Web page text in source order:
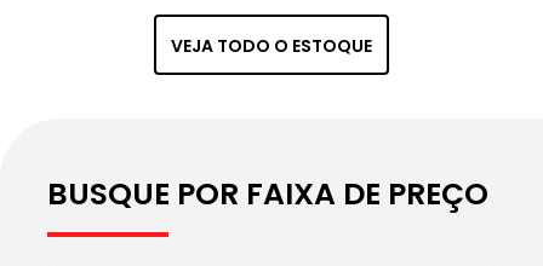
VEÍC
VEJA TODO O ESTOQUE
BUSQUE POR FAIXA DE PREÇO